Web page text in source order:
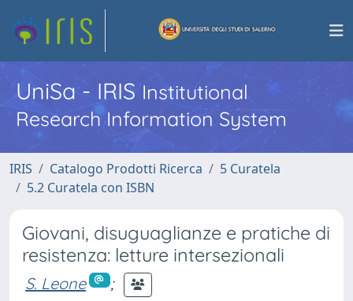
UniSa - IRISInstitutional
Research Information System
IRIS Catalogo Prodotti Ricerca
5 Curatela
5.2 Curatela con ISBN
Giovani, disuguaglianze e pratiche di
resistenza: letture intersezionali
S. Leone
;